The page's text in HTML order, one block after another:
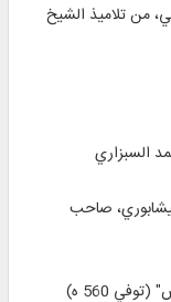
من تلاميذ الشيخ
السبزاري
صاحب
560 ه)